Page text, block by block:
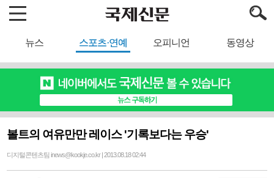
뉴스 스포츠·연예 오피니언 동영상
볼트의 여유만만 레이스 '기록보다는 우승'
디지털콘텐츠팀 inews@kookje.co.kr | 2013.08.18 02:44